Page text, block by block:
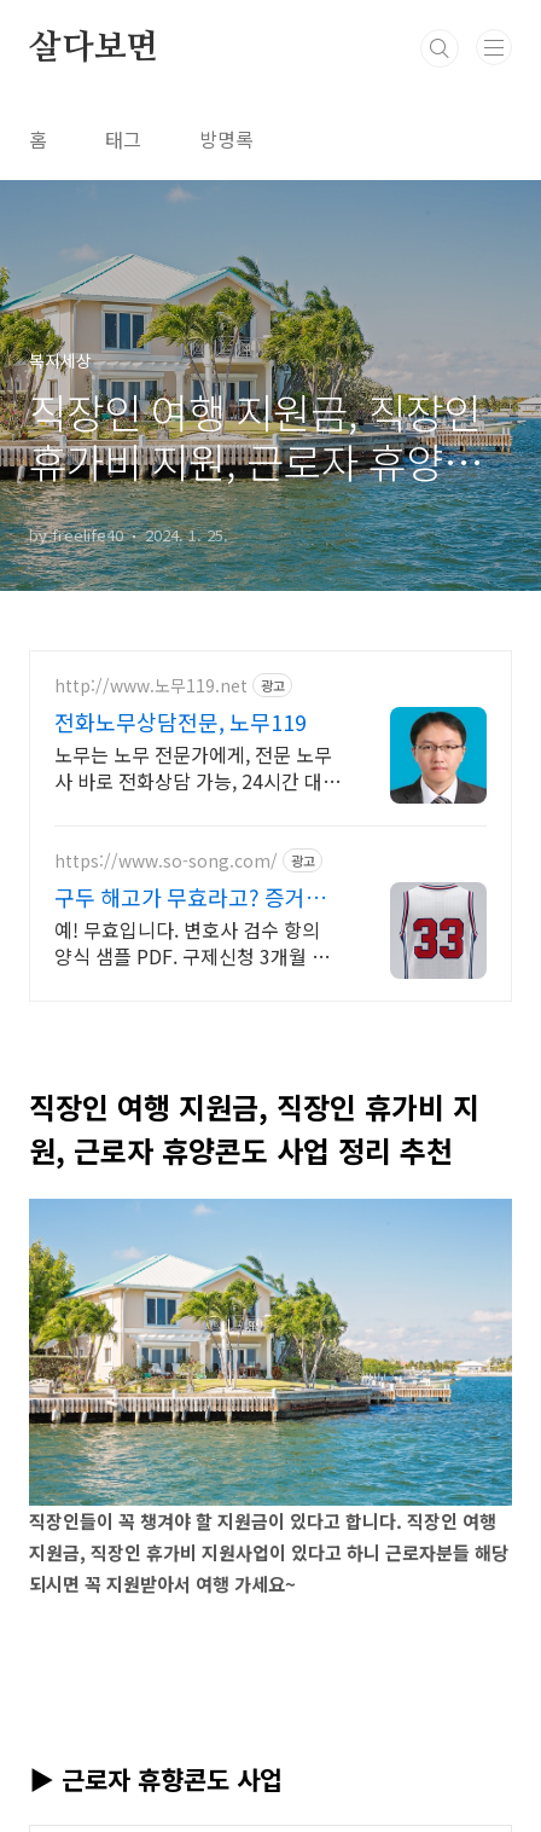
살다보면
홈 태그 방명록
복지세상
직장인 여행 지원금, 직장인
휴가비 지원, 근로자 휴양콘
도 정리 추천
by freelife40 2024. 1. 25.
http://www.노무119.net 광고
전화노무상담전문, 노무119
노무는 노무 전문가에게, 전문 노무
사 바로 전화상담 가능, 24시간 대기
https://www.so-song.com/ 광고
구두 해고가 무효라고? 증거신
청 11만 소장 33만
예! 무효입니다. 변호사 검수 항의
양식 샘플 PDF. 구제신청 3개월 안
직장인 여행 지원금, 직장인 휴가비 지
원, 근로자 휴양콘도 사업 정리 추천
직장인들이 꼭 챙겨야 할 지원금이 있다고 합니다. 직장인 여행
지원금, 직장인 휴가비 지원사업이 있다고 하니 근로자분들 해당
되시면 꼭 지원받아서 여행 가세요~
▶ 근로자 휴향콘도 사업